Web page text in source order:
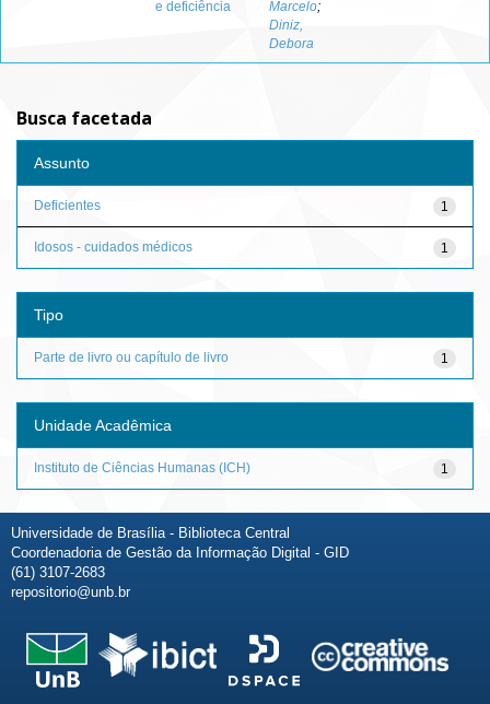
e deficiência
Marcelo;
Diniz,
Debora
Busca facetada
Assunto
1
Deficientes
1
Idosos - cuidados médicos
Tipo
1
Parte de livro ou capítulo de livro
Unidade Acadêmica
1
Instituto de Ciências Humanas (ICH)
Universidade de Brasília - Biblioteca Central
Coordenadoria de Gestão da Informação Digital - GID
(61) 3107-2683
repositorio@unb.br